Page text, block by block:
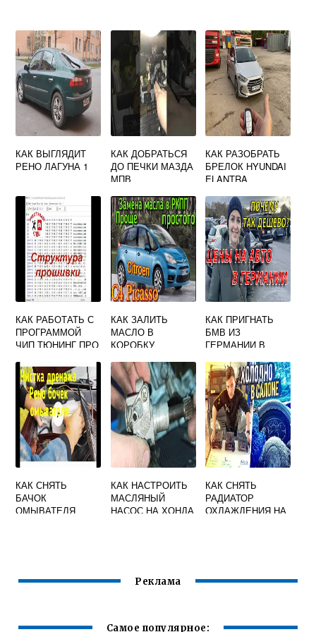
КАК ВЫГЛЯДИТ
РЕНО ЛАГУНА 1
КАК ДОБРАТЬСЯ
ДО ПЕЧКИ МАЗДА
МПВ
КАК РАЗОБРАТЬ
БРЕЛОК HYUNDAI
ELANTRA
КАК РАБОТАТЬ С
ПРОГРАММОЙ
ЧИП ТЮНИНГ ПРО
КАК ЗАЛИТЬ
МАСЛО В
КОРОБКУ
СИТРОЕН КСАРА
ПИКАССО
КАК ПРИГНАТЬ
БМВ ИЗ
ГЕРМАНИИ В
КАК СНЯТЬ
БАЧОК
ОМЫВАТЕЛЯ
КАК НАСТРОИТЬ
МАСЛЯНЫЙ
НАСОС НА ХОНДА
КАК СНЯТЬ
РАДИАТОР
ОХЛАЖДЕНИЯ НА
Реклама
Самое популярное: